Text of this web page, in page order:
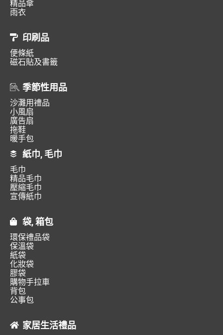
精品傘
雨衣
印刷品
便條紙
磁石貼及書籤
季節性用品
沙灘用禮品
小風扇
廣告扇
拖鞋
暖手包
紙巾, 毛巾
毛巾
精品毛巾
壓縮毛巾
宣傳紙巾
袋, 箱包
環保禮品袋
保溫袋
紙袋
化妝袋
膠袋
購物手拉車
背包
公事包
家居生活禮品